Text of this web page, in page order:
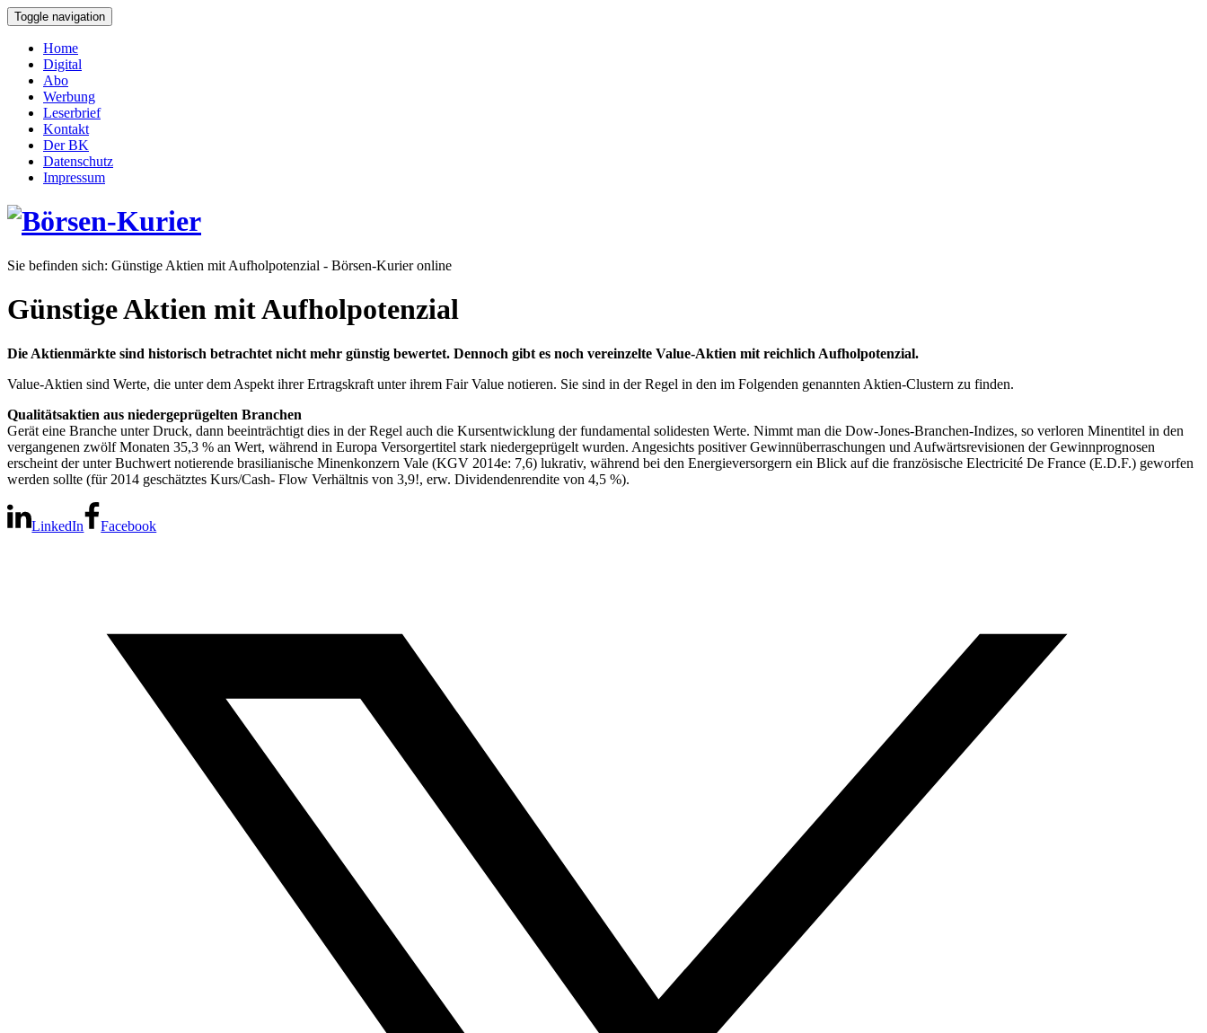
Toggle navigation
Home
Digital
Abo
Werbung
Leserbrief
Kontakt
Der BK
Datenschutz
Impressum
Sie befinden sich: Günstige Aktien mit Aufholpotenzial - Börsen-Kurier online
Günstige Aktien mit Aufholpotenzial
Die Aktienmärkte sind historisch betrachtet nicht mehr günstig bewertet. Dennoch gibt es noch vereinzelte Value-Aktien mit reichlich Aufholpotenzial.
Value-Aktien sind Werte, die unter dem Aspekt ihrer Ertragskraft unter ihrem Fair Value notieren. Sie sind in der Regel in den im Folgenden genannten Aktien-Clustern zu finden.
Qualitätsaktien aus niedergeprügelten Branchen
Gerät eine Branche unter Druck, dann beeinträchtigt dies in der Regel auch die Kursentwicklung der fundamental solidesten Werte. Nimmt man die Dow-Jones-Branchen-Indizes, so verloren Minentitel in den
vergangenen zwölf Monaten 35,3 % an Wert, während in Europa Versorgertitel stark niedergeprügelt wurden. Angesichts positiver Gewinnüberraschungen und Aufwärtsrevisionen der Gewinnprognosen
erscheint der unter Buchwert notierende brasilianische Minenkonzern Vale (KGV 2014e: 7,6) lukrativ, während bei den Energieversorgern ein Blick auf die französische Electricité De France (E.D.F.) geworfen
werden sollte (für 2014 geschätztes Kurs/Cash- Flow Verhältnis von 3,9!, erw. Dividendenrendite von 4,5 %).
LinkedIn Facebook